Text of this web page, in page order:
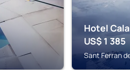
Hotel
US$ 1 385
Sant Ferran